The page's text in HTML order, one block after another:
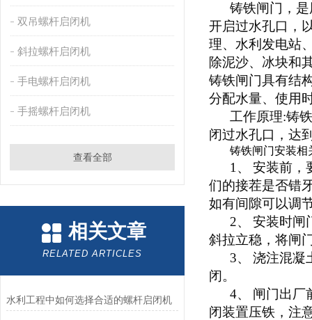
双吊螺杆启闭机
斜拉螺杆启闭机
手电螺杆启闭机
手摇螺杆启闭机
查看全部
相关文章
RELATED ARTICLES
水利工程中如何选择合适的螺杆启闭机
铸铁闸门，
开启过水孔口，
理、水利发电站
除泥沙、冰块和
铸铁闸门具有结
分配水量、使用
工作原理:铸
闭过水孔口，达
铸铁闸门安装相
1 、
安装前，
们的接茬是否错
如有间隙可以调
2、
安装时闸
斜拉立稳，将闸
3、
浇注混凝
闭。
4、
闸门出厂
闭装置压铁，注